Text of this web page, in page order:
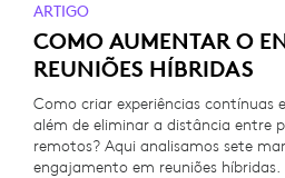
ARTIGO
COMO AUMENTAR O
REUNIÕES HÍBRIDAS
Como criar experiências contínuas
além de eliminar a distância entre
remotos? Aqui analisamos sete
engajamento em reuniões híbridas.